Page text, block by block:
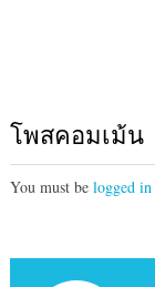
โพสคอมเม้น
You must be logged in